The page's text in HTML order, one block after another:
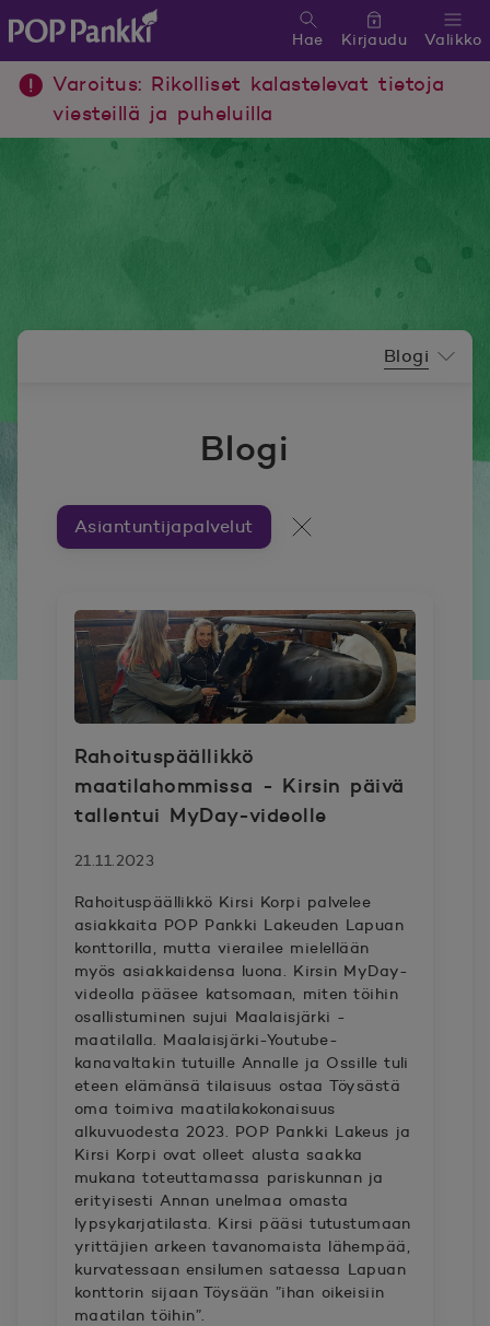
POP Pankki, etusivulle
Valikko
Hae Kirjaudu
Varoitus: Rikolliset kalastelevat tietoja
viesteillä ja puheluilla
Blogi
Blogi
Artikkeleita aiheesta ###
Asiantuntijapalvelut Kaikki artikkelit
Rahoituspäällikkö
maatilahommissa - Kirsin päivä
tallentui MyDay-videolle
21.11.2023
Rahoituspäällikkö Kirsi Korpi palvelee
asiakkaita POP Pankki Lakeuden Lapuan
konttorilla, mutta vierailee mielellään
myös asiakkaidensa luona. Kirsin MyDay-
videolla pääsee katsomaan, miten töihin
osallistuminen sujui Maalaisjärki -
maatilalla. Maalaisjärki-Youtube-
kanavaltakin tutuille Annalle ja Ossille tuli
eteen elämänsä tilaisuus ostaa Töysästä
oma toimiva maatilakokonaisuus
alkuvuodesta 2023. POP Pankki Lakeus ja
Kirsi Korpi ovat olleet alusta saakka
mukana toteuttamassa pariskunnan ja
erityisesti Annan unelmaa omasta
lypsykarjatilasta. Kirsi pääsi tutustumaan
yrittäjien arkeen tavanomaista lähempää,
kurvatessaan ensilumen sataessa Lapuan
konttorin sijaan Töysään ”ihan oikeisiin
maatilan töihin”.